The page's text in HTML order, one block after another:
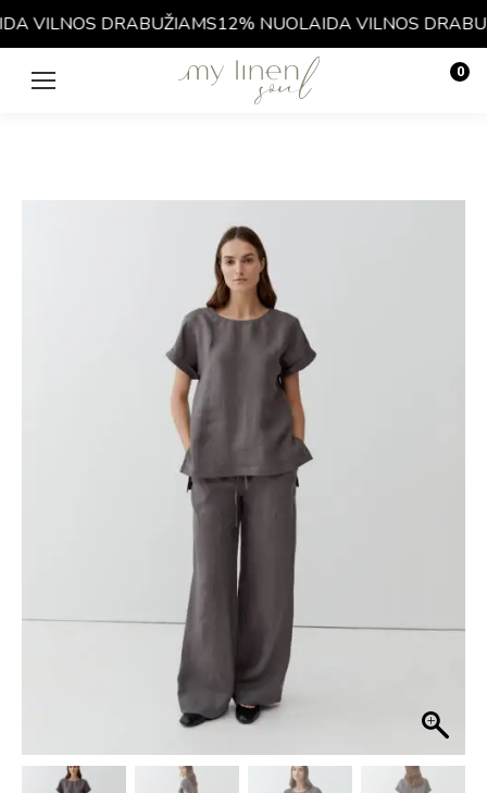
VILNOS DRABUŽIAMS12% NUOLAIDA VILNOS
0